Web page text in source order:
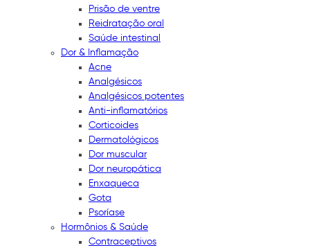
Prisão de ventre
Reidratação oral
Saúde intestinal
Dor & Inflamação
Acne
Analgésicos
Analgésicos potentes
Anti-inflamatórios
Corticoides
Dermatológicos
Dor muscular
Dor neuropática
Enxaqueca
Gota
Psoríase
Hormônios & Saúde
Contraceptivos